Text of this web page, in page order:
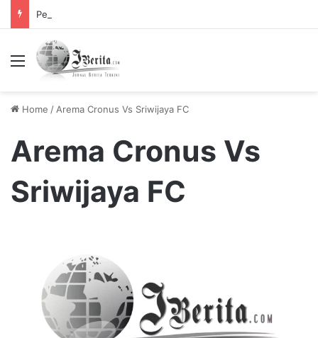
Menu
Home / Arema Cronus Vs Sriwijaya FC
Arema Cronus Vs
Sriwijaya FC